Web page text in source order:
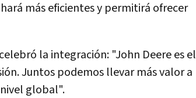
más eficientes y permitirá ofrecer
la integración: "John Deere es el
Juntos podemos llevar más valor a
global".